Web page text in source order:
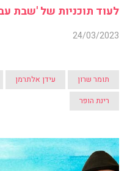
לעוד תוכניות של 'שבת
24/03/2023
תומר שרון עידן אלתרמן
רינת הופר